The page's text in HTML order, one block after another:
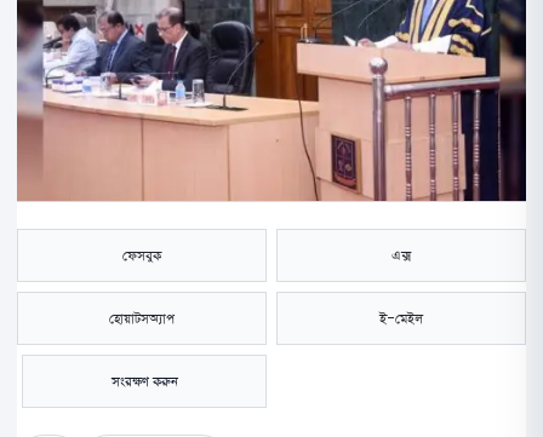
ফেসবুক এক্স
হোয়াটসঅ্যাপ ই-মেইল
সংরক্ষণ করুন